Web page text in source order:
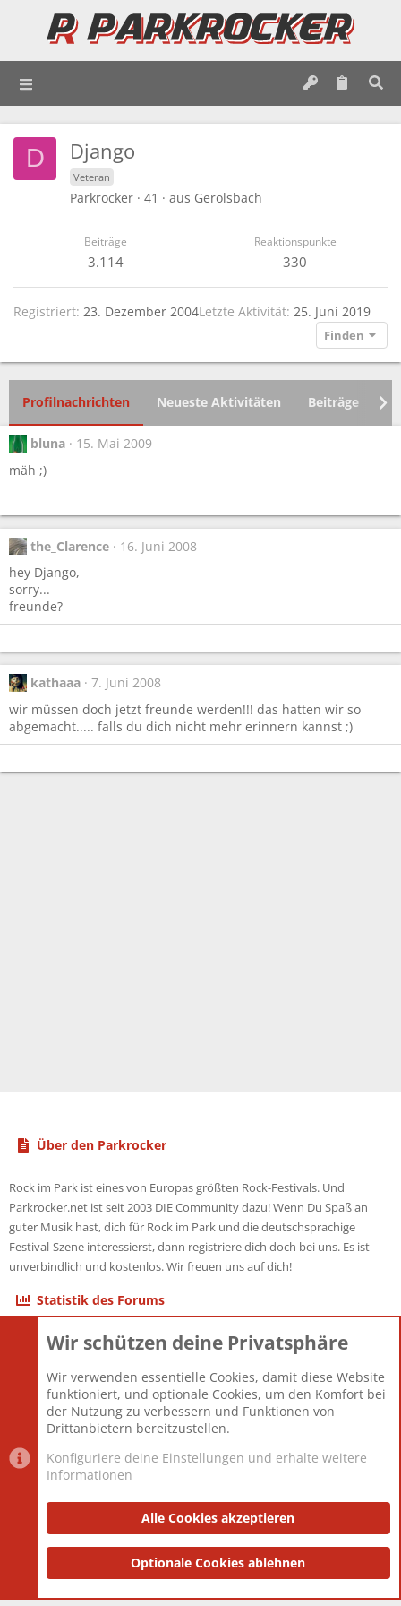
D Django
Veteran
Parkrocker · 41 · aus Gerolsbach
Beiträge
3.114
Reaktionspunkte
330
Registriert 23. Dezember 2004Letzte Aktivität 25. Juni 2019
Finden
Profilnachrichten Neueste Aktivitäten Beiträge
bluna
15. Mai 2009
mäh ;)
the_Clarence
16. Juni 2008
hey Django,
sorry...
freunde?
kathaaa
7. Juni 2008
wir müssen doch jetzt freunde werden!!! das hatten wir so
abgemacht..... falls du dich nicht mehr erinnern kannst ;)
Über den Parkrocker
Rock im Park ist eines von Europas größten Rock-Festivals. Und
Parkrocker.net ist seit 2003 DIE Community dazu! Wenn Du Spaß an
guter Musik hast, dich für Rock im Park und die deutschsprachige
Festival-Szene interessierst, dann registriere dich doch bei uns. Es ist
unverbindlich und kostenlos. Wir freuen uns auf dich!
Statistik des Forums
Themen
Mitglieder
12.425
Neuestes Mitglied
Toddster85
Datenschutzerklärung Impressum
Community platform by XenForo® © 2010-2025 XenForo Ltd.
and add-ons by ThemeHouse
Wir schützen deine Privatsphäre
Wir verwenden essentielle Cookies, damit diese Website
funktioniert, und optionale Cookies, um den Komfort bei
der Nutzung zu verbessern und Funktionen von
Drittanbietern bereitzustellen.
Konfiguriere deine Einstellungen und erhalte weitere
Informationen
Alle Cookies akzeptieren
Optionale Cookies ablehnen